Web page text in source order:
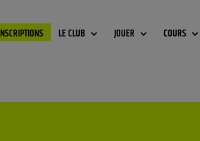
LE CLUB JOUER COURS